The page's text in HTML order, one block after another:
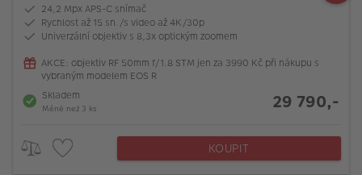
24,2 Mpx APS-C snímač
Rychlost až 15 sn./s video až 4K/30p
Univerzální objektiv s 8,3x optickým zoomem
AKCE: objektiv RF 50mm f/1.8 STM jen za 3990 Kč při nákupu s
vybraným modelem EOS R
Skladem
Méně než 3 ks 29 790,-
KOUPIT